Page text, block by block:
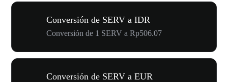
Conversión de SERV a IDR
Conversión de 1 SERV a Rp506.07
Conversión de SERV a EUR